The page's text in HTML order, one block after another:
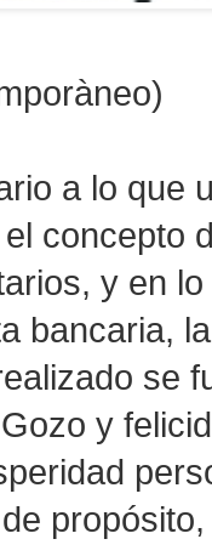
a lo que
concepto
y en
bancaria,
se
y